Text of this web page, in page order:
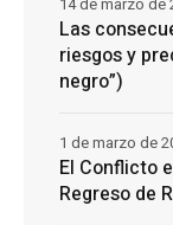
Las
riesgos y
negro”)
El Conflicto
Regreso de
1 de marzo de